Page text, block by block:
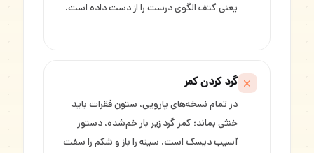
یعنی کتف الگوی درست را از دست داده است.
گرد کردن کمر
در تمام نسخه‌های پارویی، ستون فقرات باید
خنثی بماند؛ کمر گرد زیر بار خم‌شده، دستور
آسیب دیسک است. سینه را باز و شکم را سفت